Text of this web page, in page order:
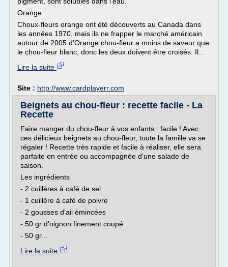
Orange
Choux-fleurs orange ont été découverts au Canada dans
les années 1970, mais ils ne frapper le marché américain
autour de 2005 d'Orange chou-fleur a moins de saveur que
le chou-fleur blanc, donc les deux doivent être croisés. Il...
Lire la suite
Site : http://www.cardplayerr.com
Beignets au chou-fleur : recette facile - La
Recette
Faire manger du chou-fleur à vos enfants : facile ! Avec
ces délicieux beignets au chou-fleur, toute la famille va se
régaler ! Recette très rapide et facile à réaliser, elle sera
parfaite en entrée ou accompagnée d'une salade de
saison.
Les ingrédients
- 2 cuillères à café de sel
- 1 cuillère à café de poivre
- 2 gousses d'ail émincées
- 50 gr d'oignon finement coupé
- 50 gr...
Lire la suite